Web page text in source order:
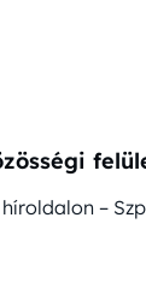
–